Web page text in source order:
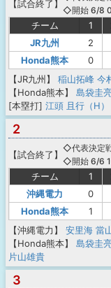
【試合終了 】
◇開始 6/8
チーム 1
JR九州
2
Honda熊本
0
【JR九州】
稲山拓峰 今
【Honda熊本】
島袋圭
[本塁打] 江頭 且行（H）
2
【試合終了 】
◇代表決定
◇開始 6/6
チーム 1
沖縄電力
0
Honda熊本
1
【沖縄電力】
安里海 當
【Honda熊本】
島袋圭
片山雄貴
3